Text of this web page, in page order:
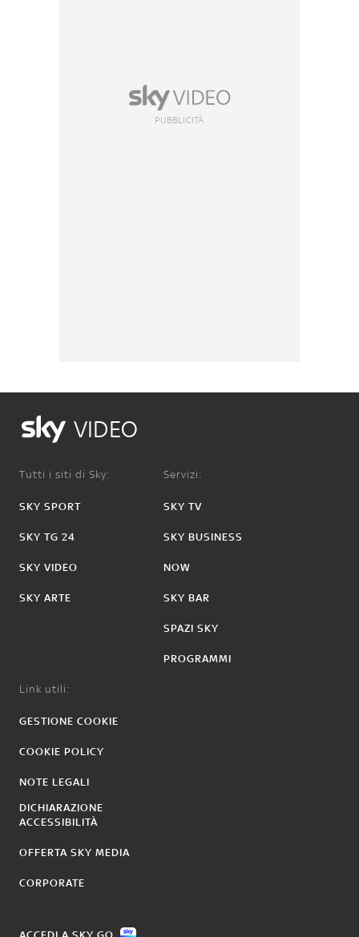
PUBBLICITÀ
VIDEO
Tutti i siti di Sky:
SKY SPORT
SKY TG 24
SKY VIDEO
SKY ARTE
Servizi:
SKY TV
SKY BUSINESS
NOW
SKY BAR
SPAZI SKY
PROGRAMMI
Link utili:
GESTIONE COOKIE
COOKIE POLICY
NOTE LEGALI
DICHIARAZIONE
ACCESSIBILITÀ
OFFERTA SKY MEDIA
CORPORATE